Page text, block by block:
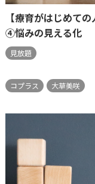
【療育がはじめて
④悩みの見える化
見放題
コプラス 大草美咲